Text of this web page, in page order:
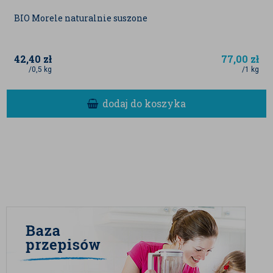
BIO Morele naturalnie suszone
42,40 zł
/0,5 kg
77,00 zł
/1 kg
dodaj do koszyka